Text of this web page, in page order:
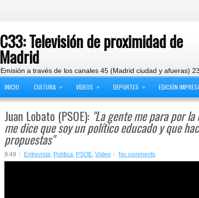
C33: Televisión de proximidad de
Madrid
Emisión a través de los canales 45 (Madrid ciudad y afueras)
INICIO CULTURA » VÍDEOS » DEPORTES » EDICIÓN
Juan Lobato (PSOE): "La gente me para por la
me dice que soy un político educado y que
propuestas"
9:49 Entrevista, Politica, PSOE, Video No comments